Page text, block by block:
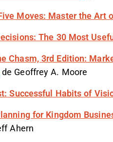
Moves: Master the Art
The 30 Most
Chasm, 3rd Edition:
de Geoffrey A. Moore
Successful Habits of
for Kingdom
Ahern